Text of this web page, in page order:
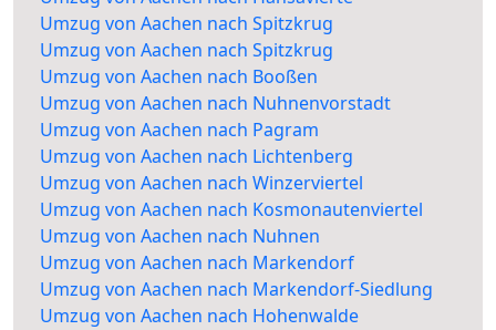
Umzug von Aachen nach Spitzkrug
Umzug von Aachen nach Spitzkrug
Umzug von Aachen nach Booßen
Umzug von Aachen nach Nuhnenvorstadt
Umzug von Aachen nach Pagram
Umzug von Aachen nach Lichtenberg
Umzug von Aachen nach Winzerviertel
Umzug von Aachen nach Kosmonautenviertel
Umzug von Aachen nach Nuhnen
Umzug von Aachen nach Markendorf
Umzug von Aachen nach Markendorf-Siedlung
Umzug von Aachen nach Hohenwalde